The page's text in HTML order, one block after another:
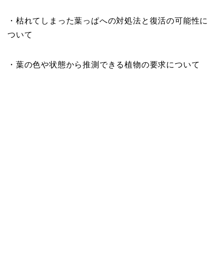
・枯れてしまった葉っぱへの対処法と復活の可能性に
ついて
・葉の色や状態から推測できる植物の要求について